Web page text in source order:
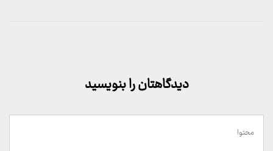
دیدگاهتان را بنویسید